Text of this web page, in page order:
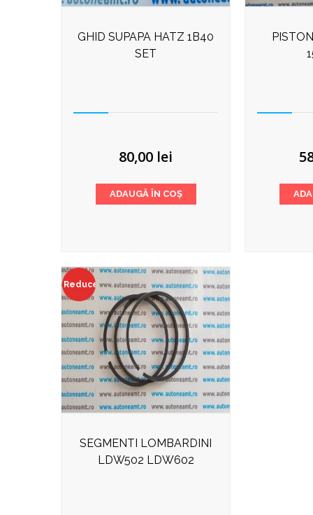
GHID SUPAPA HATZ 1B40
SET
80,00 lei
ADAUGĂ ÎN COȘ
Reduceri!
SEGMENTI LOMBARDINI
LDW502 LDW602